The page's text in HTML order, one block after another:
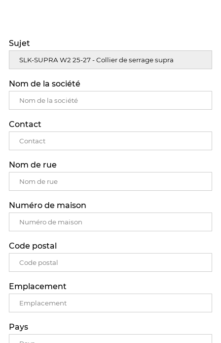
Sujet
Nom de la société
Contact
Nom de rue
Numéro de maison
Code postal
Emplacement
Pays